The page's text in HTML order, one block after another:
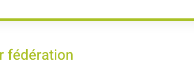
fédération